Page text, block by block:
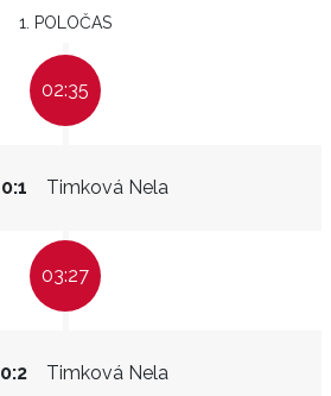
1. POLOČAS
02:35
Timková Nela
0:1
03:27
Timková Nela
0:2